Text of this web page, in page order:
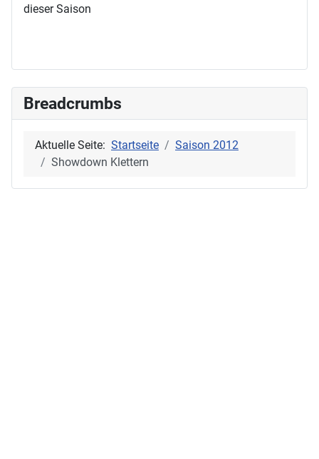
dieser Saison
Breadcrumbs
Aktuelle Seite: Startseite
Saison 2012
Showdown Klettern